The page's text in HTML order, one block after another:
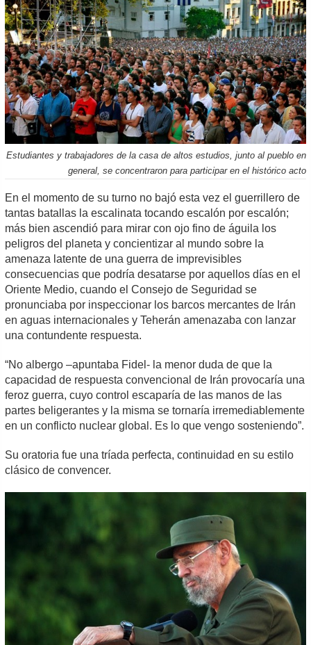
Estudiantes y trabajadores de la casa de altos estudios, junto al pueblo en
general, se concentraron para participar en el histórico acto
En el momento de su turno no bajó esta vez el guerrillero de
tantas batallas la escalinata tocando escalón por escalón;
más bien ascendió para mirar con ojo fino de águila los
peligros del planeta y concientizar al mundo sobre la
amenaza latente de una guerra de imprevisibles
consecuencias que podría desatarse por aquellos días en el
Oriente Medio, cuando el Consejo de Seguridad se
pronunciaba por inspeccionar los barcos mercantes de Irán
en aguas internacionales y Teherán amenazaba con lanzar
una contundente respuesta.
“No albergo –apuntaba Fidel- la menor duda de que la
capacidad de respuesta convencional de Irán provocaría una
feroz guerra, cuyo control escaparía de las manos de las
partes beligerantes y la misma se tornaría irremediablemente
en un conflicto nuclear global. Es lo que vengo sosteniendo”.
Su oratoria fue una tríada perfecta, continuidad en su estilo
clásico de convencer.